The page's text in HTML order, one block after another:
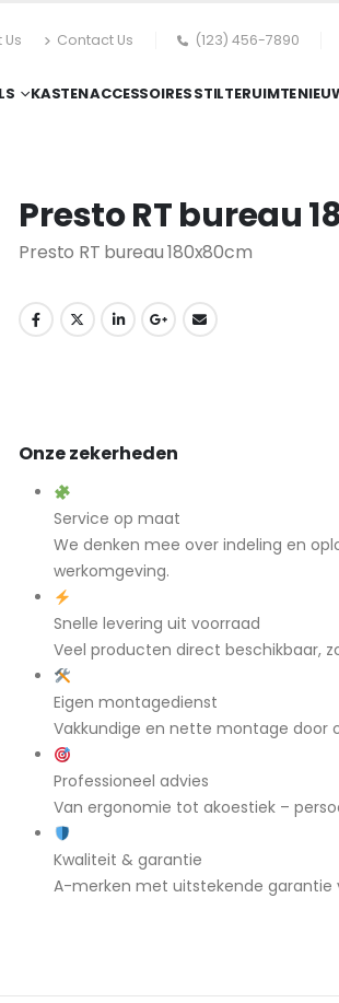
Contact Us (123) 456-7890
KASTENACCESSOIRESSTILTERUIMTE
Presto RT bureau
Presto RT bureau 180x80cm
Onze zekerheden
Service op maat
We denken mee over indeling en
werkomgeving.
Snelle levering uit voorraad
Veel producten direct beschikbaar,
Eigen montagedienst
Vakkundige en nette montage door
Professioneel advies
Van ergonomie tot akoestiek –
Kwaliteit & garantie
A-merken met uitstekende garantie